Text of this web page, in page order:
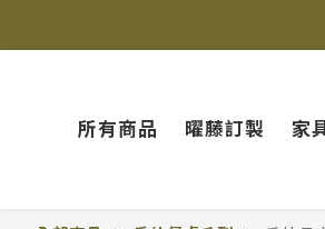
所有商品 曜藤訂製 家